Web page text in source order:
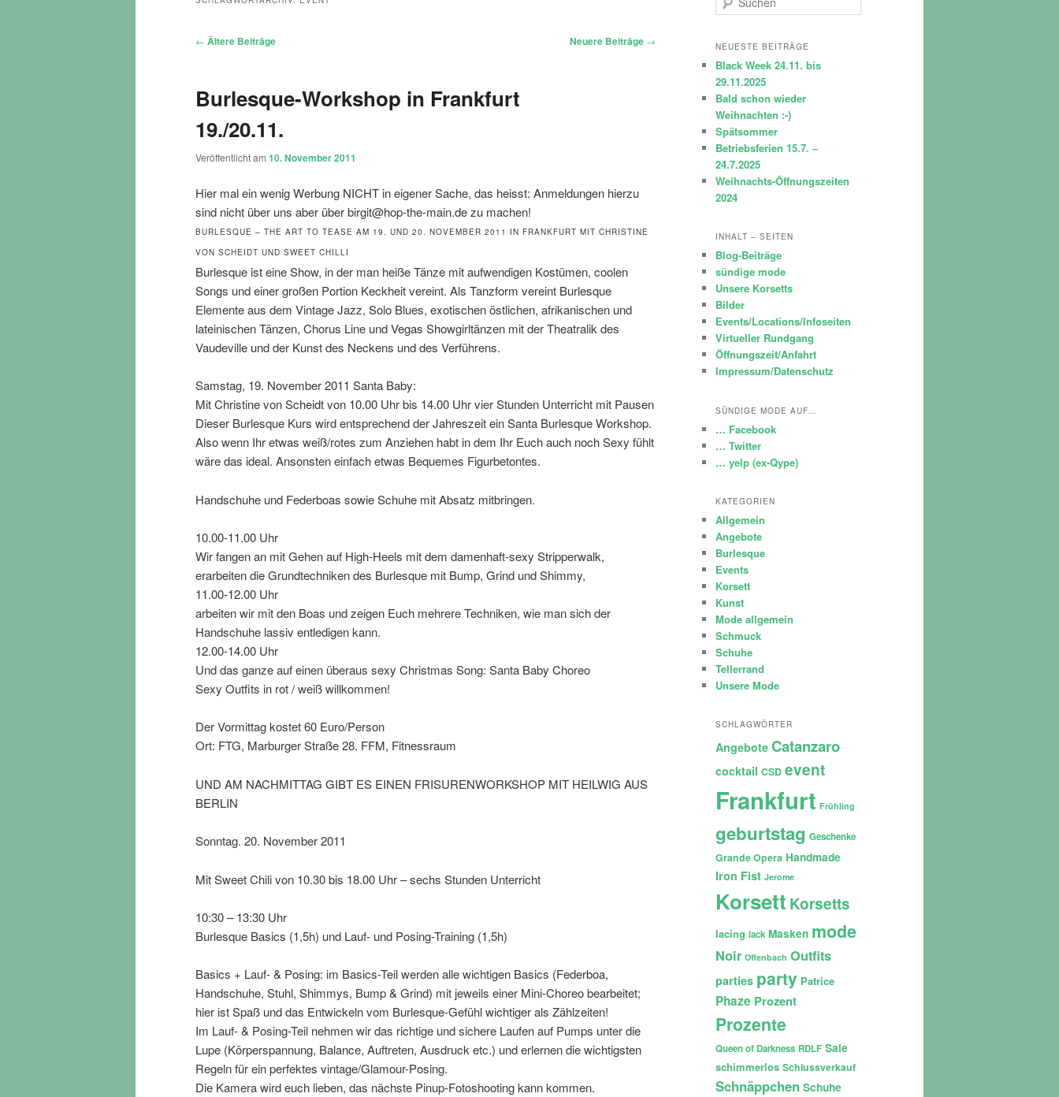
Beitragsnavigation
← Ältere Beiträge Neuere Beiträge →
Burlesque-Workshop in Frankfurt
19./20.11.
Veröffentlicht am 10. November 2011
Hier mal ein wenig Werbung NICHT in eigener Sache, das heisst: Anmeldungen hierzu
sind nicht über uns aber über birgit@hop-the-main.de zu machen!
BURLESQUE – THE ART TO TEASE AM 19. UND 20. NOVEMBER 2011 IN FRANKFURT MIT CHRISTINE
VON SCHEIDT UND SWEET CHILLI
Burlesque ist eine Show, in der man heiße Tänze mit aufwendigen Kostümen, coolen
Songs und einer großen Portion Keckheit vereint. Als Tanzform vereint Burlesque
Elemente aus dem Vintage Jazz, Solo Blues, exotischen östlichen, afrikanischen und
lateinischen Tänzen, Chorus Line und Vegas Showgirltänzen mit der Theatralik des
Vaudeville und der Kunst des Neckens und des Verführens.
Samstag, 19. November 2011 Santa Baby:
Mit Christine von Scheidt von 10.00 Uhr bis 14.00 Uhr vier Stunden Unterricht mit Pausen
Dieser Burlesque Kurs wird entsprechend der Jahreszeit ein Santa Burlesque Workshop.
Also wenn Ihr etwas weiß/rotes zum Anziehen habt in dem Ihr Euch auch noch Sexy fühlt
wäre das ideal. Ansonsten einfach etwas Bequemes Figurbetontes.
Handschuhe und Federboas sowie Schuhe mit Absatz mitbringen.
10.00-11.00 Uhr
Wir fangen an mit Gehen auf High-Heels mit dem damenhaft-sexy Stripperwalk,
erarbeiten die Grundtechniken des Burlesque mit Bump, Grind und Shimmy,
11.00-12.00 Uhr
arbeiten wir mit den Boas und zeigen Euch mehrere Techniken, wie man sich der
Handschuhe lassiv entledigen kann.
12.00-14.00 Uhr
Und das ganze auf einen überaus sexy Christmas Song: Santa Baby Choreo
Sexy Outfits in rot / weiß willkommen!
Der Vormittag kostet 60 Euro/Person
Ort: FTG, Marburger Straße 28. FFM, Fitnessraum
UND AM NACHMITTAG GIBT ES EINEN FRISURENWORKSHOP MIT HEILWIG AUS
BERLIN
Sonntag. 20. November 2011
Mit Sweet Chili von 10.30 bis 18.00 Uhr – sechs Stunden Unterricht
10:30 – 13:30 Uhr
Burlesque Basics (1,5h) und Lauf- und Posing-Training (1,5h)
Basics + Lauf- & Posing: im Basics-Teil werden alle wichtigen Basics (Federboa,
Handschuhe, Stuhl, Shimmys, Bump & Grind) mit jeweils einer Mini-Choreo bearbeitet;
hier ist Spaß und das Entwickeln vom Burlesque-Gefühl wichtiger als Zählzeiten!
Im Lauf- & Posing-Teil nehmen wir das richtige und sichere Laufen auf Pumps unter die
Lupe (Körperspannung, Balance, Auftreten, Ausdruck etc.) und erlernen die wichtigsten
Regeln für ein perfektes vintage/Glamour-Posing.
Die Kamera wird euch lieben, das nächste Pinup-Fotoshooting kann kommen.
u
h
n
NEUESTE BEITRÄGE
Black Week 24.11. bis
29.11.2025
Bald schon wieder
Weihnachten :-)
Spätsommer
Betriebsferien 15.7. –
24.7.2025
Weihnachts-Öffnungszeiten
2024
INHALT – SEITEN
Blog-Beiträge
sündige mode
Unsere Korsetts
Bilder
Events/Locations/Infoseiten
Virtueller Rundgang
Öffnungszeit/Anfahrt
Impressum/Datenschutz
SÜNDIGE MODE AUF…
… Facebook
… Twitter
… yelp (ex-Qype)
KATEGORIEN
Allgemein
Angebote
Burlesque
Events
Korsett
Kunst
Mode allgemein
Schmuck
Schuhe
Tellerrand
Unsere Mode
SCHLAGWÖRTER
Angebote Catanzaro
cocktail CSD event
Frankfurt Frühling
geburtstag Geschenke
Grande Opera Handmade
Iron Fist Jerome
Korsett Korsetts
lacing lack Masken mode
Noir Offenbach Outfits
parties party Patrice
Phaze Prozent
Prozente
Queen of Darkness RDLF Sale
schimmerlos Schlussverkauf
Schnäppchen Schuhe